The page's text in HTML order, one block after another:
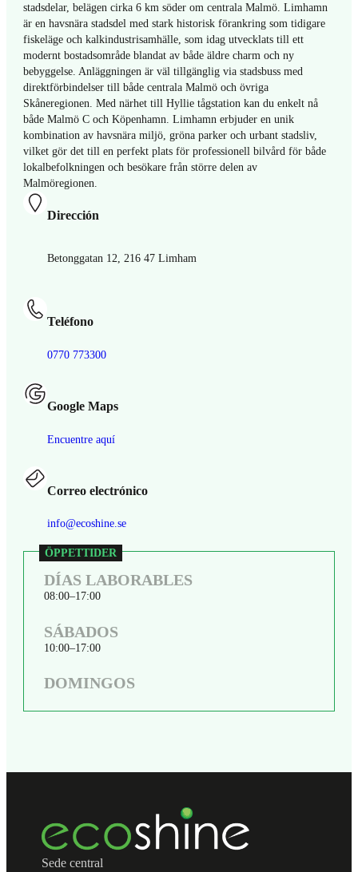
stadsdelar, belägen cirka 6 km söder om centrala Malmö. Limhamn
är en havsnära stadsdel med stark historisk förankring som tidigare
fiskeläge och kalkindustrisamhälle, som idag utvecklats till ett
modernt bostadsområde blandat av både äldre charm och ny
bebyggelse. Anläggningen är väl tillgänglig via stadsbuss med
direktförbindelser till både centrala Malmö och övriga
Skåneregionen. Med närhet till Hyllie tågstation kan du enkelt nå
både Malmö C och Köpenhamn. Limhamn erbjuder en unik
kombination av havsnära miljö, gröna parker och urbant stadsliv,
vilket gör det till en perfekt plats för professionell bilvård för både
lokalbefolkningen och besökare från större delen av
Malmöregionen.
Dirección
Betonggatan 12, 216 47 Limham
Teléfono
0770 773300
Google Maps
Encuentre aquí
Correo electrónico
info@ecoshine.se
DÍAS LABORABLES
08:00 17:00
SÁBADOS
10:00 17:00
DOMINGOS
Sede central